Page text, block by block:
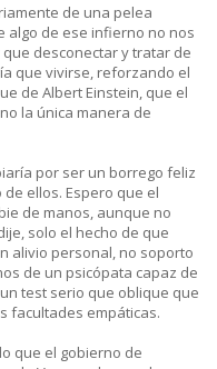
de una pelea
algo de ese infierno no nos
desconectar y tratar de
que vivirse, reforzando el
de Albert Einstein, que el
la única manera de
por ser un borrego feliz
ellos. Espero que el
de manos, aunque no
solo el hecho de que
alivio personal, no soporto
de un psicópata capaz de
test serio que oblique que
facultades empáticas.
que el gobierno de